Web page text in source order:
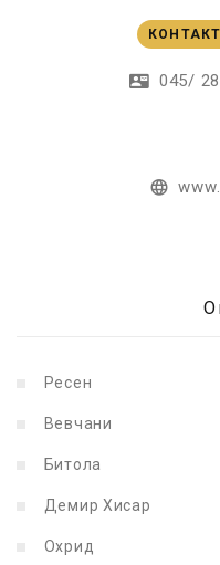
045/
Ресен
Вевчани
Битола
Демир Хисар
Охрид